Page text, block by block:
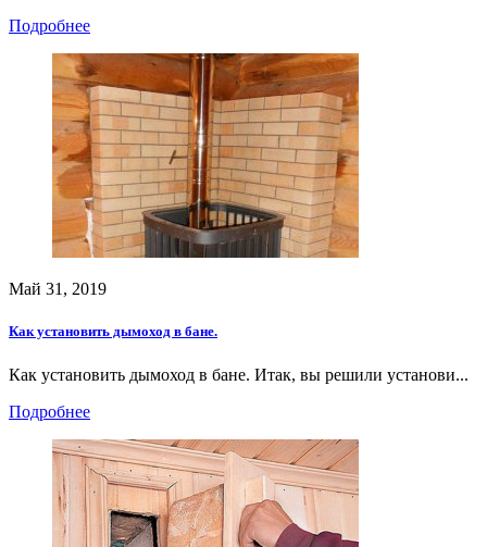
Подробнее
Май 31, 2019
Как установить дымоход в бане.
Как установить дымоход в бане. Итак, вы решили установи...
Подробнее